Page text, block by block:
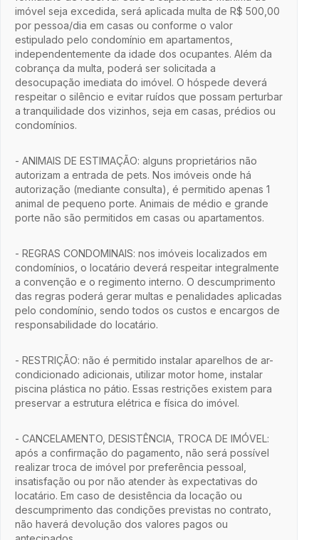
imóvel seja excedida, será aplicada multa de R$ 500,00
por pessoa/dia em casas ou conforme o valor
estipulado pelo condomínio em apartamentos,
independentemente da idade dos ocupantes. Além da
cobrança da multa, poderá ser solicitada a
desocupação imediata do imóvel. O hóspede deverá
respeitar o silêncio e evitar ruídos que possam perturbar
a tranquilidade dos vizinhos, seja em casas, prédios ou
condomínios.
- ANIMAIS DE ESTIMAÇÃO: alguns proprietários não
autorizam a entrada de pets. Nos imóveis onde há
autorização (mediante consulta), é permitido apenas 1
animal de pequeno porte. Animais de médio e grande
porte não são permitidos em casas ou apartamentos.
- REGRAS CONDOMINAIS: nos imóveis localizados em
condomínios, o locatário deverá respeitar integralmente
a convenção e o regimento interno. O descumprimento
das regras poderá gerar multas e penalidades aplicadas
pelo condomínio, sendo todos os custos e encargos de
responsabilidade do locatário.
- RESTRIÇÃO: não é permitido instalar aparelhos de ar-
condicionado adicionais, utilizar motor home, instalar
piscina plástica no pátio. Essas restrições existem para
preservar a estrutura elétrica e física do imóvel.
- CANCELAMENTO, DESISTÊNCIA, TROCA DE IMÓVEL:
após a confirmação do pagamento, não será possível
realizar troca de imóvel por preferência pessoal,
insatisfação ou por não atender às expectativas do
locatário. Em caso de desistência da locação ou
descumprimento das condições previstas no contrato,
não haverá devolução dos valores pagos ou